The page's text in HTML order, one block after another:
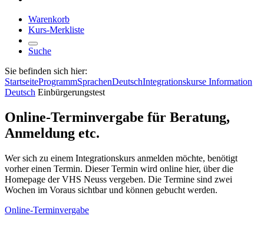
Warenkorb
Kurs-Merkliste
Suche
Sie befinden sich hier:
StartseiteProgrammSprachenDeutschIntegrationskurse Information
Deutsch Einbürgerungstest
Online-Terminvergabe für Beratung,
Anmeldung etc.
Wer sich zu einem Integrationskurs anmelden möchte, benötigt
vorher einen Termin. Dieser Termin wird online hier, über die
Homepage der VHS Neuss vergeben. Die Termine sind zwei
Wochen im Voraus sichtbar und können gebucht werden.
Online-Terminvergabe